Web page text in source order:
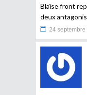
Blaîse front
deux
24